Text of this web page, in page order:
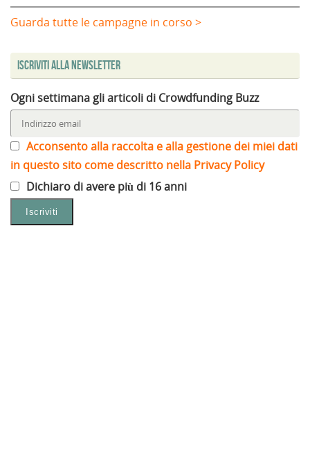
Guarda tutte le campagne in corso >
Iscriviti alla Newsletter
Ogni settimana gli articoli di Crowdfunding Buzz
Acconsento alla raccolta e alla gestione dei miei dati
in questo sito come descritto nella Privacy Policy
Dichiaro di avere più di 16 anni